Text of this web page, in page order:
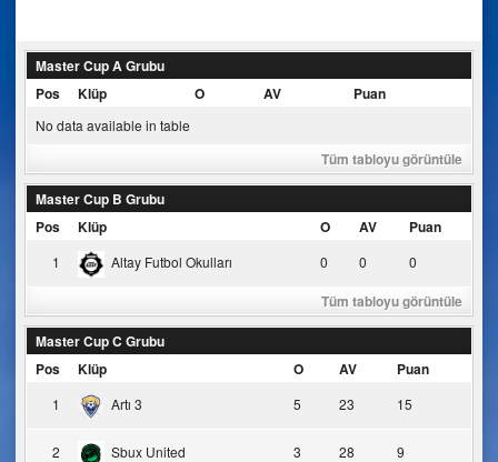
Master Cup A Grubu
Pos
Klüp O AV Puan
No data available in table
Tüm tabloyu görüntüle
Master Cup B Grubu
Pos
Klüp O AV Puan
1 Altay Futbol Okulları 0 0 0
Tüm tabloyu görüntüle
Master Cup C Grubu
Pos
Klüp O AV Puan
1 Artı 3 5 23 15
2 Sbux United 3 28 9